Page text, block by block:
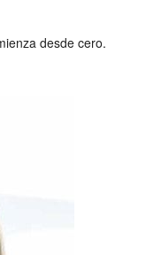
desde cero.